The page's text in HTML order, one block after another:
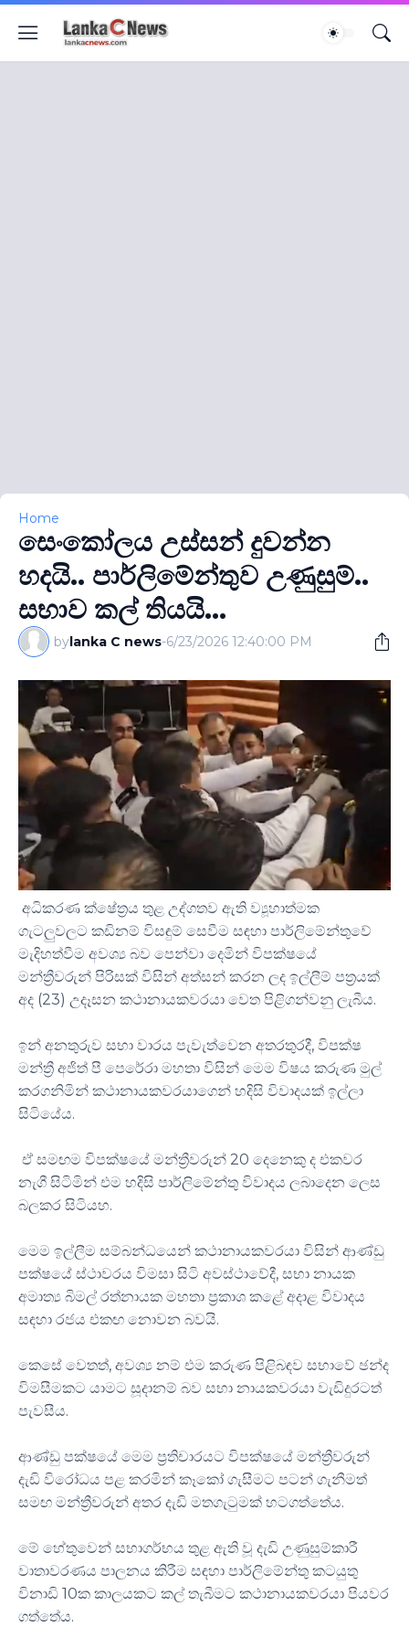
Home
සෙංකෝලය උස්සන් දුවන්න
හදයි.. පාර්ලිමේන්තුව උණුසුම්..
සභාව කල් තියයි...
bylanka C news-6/23/2026 12:40:00 PM
අධිකරණ ක්ෂේත්‍රය තුළ උද්ගතව ඇති ව්‍යූහාත්මක
ගැටලුවලට කඩිනම් විසඳුම් සෙවීම සඳහා පාර්ලිමේන්තුවේ
මැදිහත්වීම අවශ්‍ය බව පෙන්වා දෙමින් විපක්ෂයේ
මන්ත්‍රීවරුන් පිරිසක් විසින් අත්සන් කරන ලද ඉල්ලීම් පත්‍රයක්
අද (23) උදෑසන කථානායකවරයා වෙත පිළිගන්වනු ලැබීය.
ඉන් අනතුරුව සභා වාරය පැවැත්වෙන අතරතුරදී, විපක්ෂ
මන්ත්‍රී අජිත් පී පෙරේරා මහතා විසින් මෙම විෂය කරුණ මුල්
කරගනිමින් කථානායකවරයාගෙන් හදිසි විවාදයක් ඉල්ලා
සිටියේය.
ඒ සමඟම විපක්ෂයේ මන්ත්‍රීවරුන් 20 දෙනෙකු ද එකවර
නැගී සිටිමින් එම හදිසි පාර්ලිමේන්තු විවාදය ලබාදෙන ලෙස
බලකර සිටියහ.
මෙම ඉල්ලීම සම්බන්ධයෙන් කථානායකවරයා විසින් ආණ්ඩු
පක්ෂයේ ස්ථාවරය විමසා සිටි අවස්ථාවේදී, සභා නායක
අමාත්‍ය බිමල් රත්නායක මහතා ප්‍රකාශ කළේ අදාළ විවාදය
සඳහා රජය එකඟ නොවන බවයි.
කෙසේ වෙතත්, අවශ්‍ය නම් එම කරුණ පිළිබඳව සභාවේ ඡන්ද
විමසීමකට යාමට සූදානම් බව සභා නායකවරයා වැඩිදුරටත්
පැවසීය.
ආණ්ඩු පක්ෂයේ මෙම ප්‍රතිචාරයට විපක්ෂයේ මන්ත්‍රීවරුන්
දැඩි විරෝධය පළ කරමින් කෑකෝ ගැසීමට පටන් ගැනීමත්
සමඟ මන්ත්‍රීවරුන් අතර දැඩි මතගැටුමක් හටගත්තේය.
මේ හේතුවෙන් සභාගර්භය තුළ ඇති වූ දැඩි උණුසුම්කාරී
වාතාවරණය පාලනය කිරීම සඳහා පාර්ලිමේන්තු කටයුතු
විනාඩි 10ක කාලයකට කල් තැබීමට කථානායකවරයා පියවර
ගත්තේය.